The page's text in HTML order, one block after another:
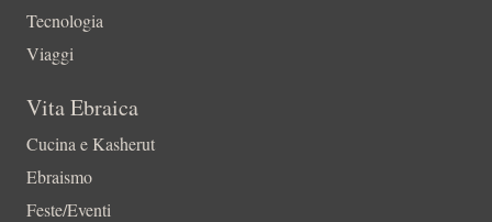
Tecnologia
Viaggi
Vita Ebraica
Cucina e Kasherut
Ebraismo
Feste/Eventi